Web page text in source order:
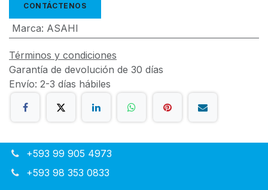
CONTÁCTENOS
Marca: ASAHI
Términos y condiciones
Garantía de devolución de 30 días
Envío: 2-3 días hábiles
+593 99 905 4973
+593 98 353 0833